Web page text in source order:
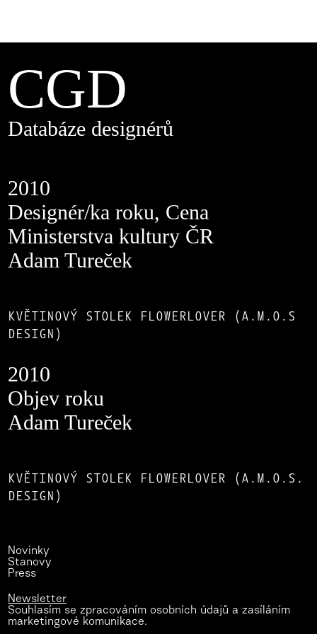
CGD
Databáze designérů
2010
Designér/ka roku, Cena
Ministerstva kultury ČR
Adam Tureček
KVĚTINOVÝ STOLEK FLOWERLOVER (A.M.O.S
DESIGN)
2010
Objev roku
Adam Tureček
KVĚTINOVÝ STOLEK FLOWERLOVER (A.M.O.S.
DESIGN)
Novinky
Stanovy
Press
Newsletter
Souhlasím se zpracováním osobních údajů a zasíláním
marketingové komunikace.